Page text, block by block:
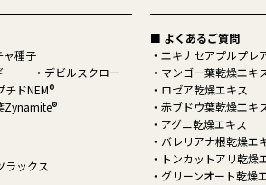
ャ種子
デビルスクロー
チドNEM®
Zynamite®
ラックス
■ よくあるご質問
エキナセアプルプレ
マンゴー葉乾燥エキ
ロゼア乾燥エキス
赤ブドウ葉乾燥エキ
アグニ乾燥エキス
バレリアナ根乾燥エ
トンカットアリ乾燥
グリーンオート乾燥